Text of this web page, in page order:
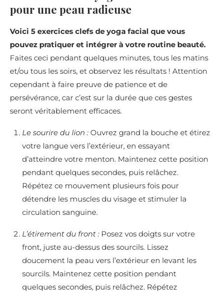
pour une peau radieuse
Voici 5 exercices clefs de yoga facial que vous
pouvez pratiquer et intégrer à votre routine beauté.
Faites ceci pendant quelques minutes, tous les matins
et/ou tous les soirs, et observez les résultats ! Attention
cependant à faire preuve de patience et de
persévérance, car c’est sur la durée que ces gestes
seront véritablement efficaces.
Le sourire du lion : Ouvrez grand la bouche et étirez
votre langue vers l’extérieur, en essayant
d’atteindre votre menton. Maintenez cette position
pendant quelques secondes, puis relâchez.
Répétez ce mouvement plusieurs fois pour
détendre les muscles du visage et stimuler la
circulation sanguine.
L’étirement du front : Posez vos doigts sur votre
front, juste au-dessus des sourcils. Lissez
doucement la peau vers l’extérieur en levant les
sourcils. Maintenez cette position pendant
quelques secondes, puis relâchez. Répétez